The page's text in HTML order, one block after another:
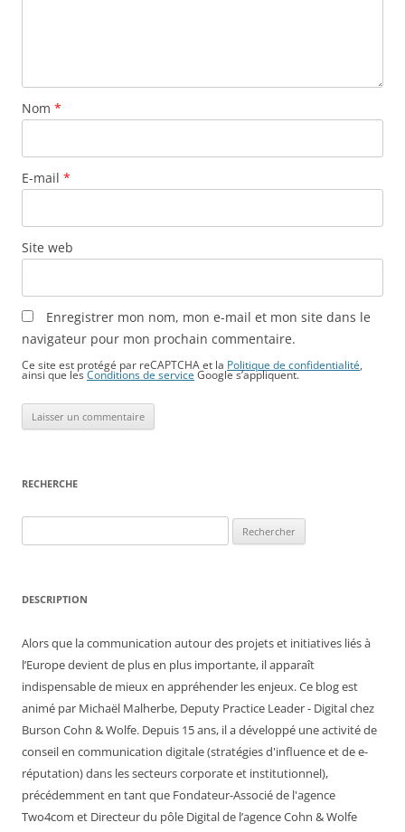
Nom *
E-mail *
Site web
Enregistrer mon nom, mon e-mail et mon site dans le
navigateur pour mon prochain commentaire.
Ce site est protégé par reCAPTCHA et la Politique de confidentialité
ainsi que lesConditions de service Google s’appliquent.
RECHERCHE
DESCRIPTION
Alors que la communication autour des projets et initiatives liés à
l’Europe devient de plus en plus importante, il apparaît
indispensable de mieux en appréhender les enjeux. Ce blog est
animé par Michaël Malherbe, Deputy Practice Leader - Digital chez
Burson Cohn & Wolfe. Depuis 15 ans, il a développé une activité de
conseil en communication digitale (stratégies d'influence et de e-
réputation) dans les secteurs corporate et institutionnel),
précédemment en tant que Fondateur-Associé de l'agence
Two4com et Directeur du pôle Digital de l’agence Cohn & Wolfe